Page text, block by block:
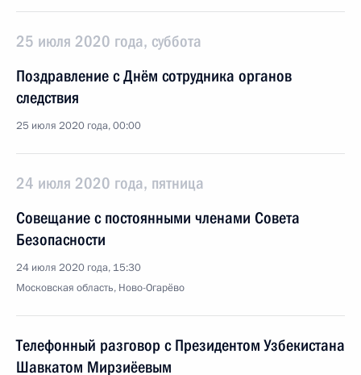
25 июля 2020 года, суббота
Поздравление с Днём сотрудника органов
следствия
25 июля 2020 года, 00:00
24 июля 2020 года, пятница
Совещание с постоянными членами Совета
Безопасности
24 июля 2020 года, 15:30
Московская область, Ново-Огарёво
Телефонный разговор с Президентом Узбекистана
Шавкатом Мирзиёевым